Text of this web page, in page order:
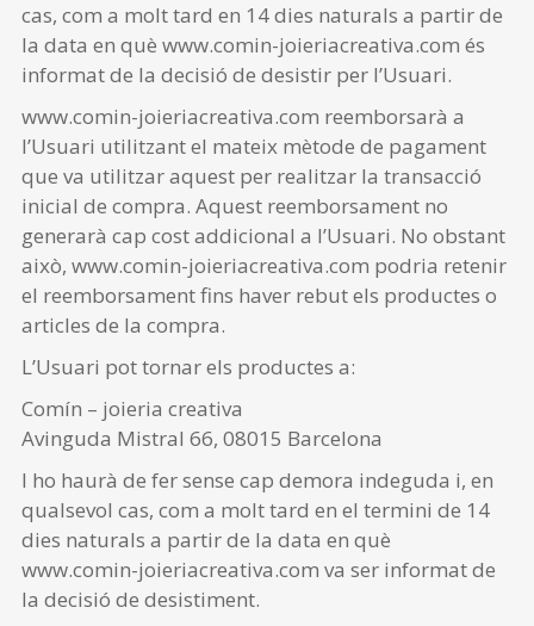
cas, com a molt tard en 14 dies naturals a partir de
la data en què www.comin-joieriacreativa.com és
informat de la decisió de desistir per l’Usuari.
www.comin-joieriacreativa.com reemborsarà a
l’Usuari utilitzant el mateix mètode de pagament
que va utilitzar aquest per realitzar la transacció
inicial de compra. Aquest reemborsament no
generarà cap cost addicional a l’Usuari. No obstant
això, www.comin-joieriacreativa.com podria retenir
el reemborsament fins haver rebut els productes o
articles de la compra.
L’Usuari pot tornar els productes a:
Comín – joieria creativa
Avinguda Mistral 66, 08015 Barcelona
I ho haurà de fer sense cap demora indeguda i, en
qualsevol cas, com a molt tard en el termini de 14
dies naturals a partir de la data en què
www.comin-joieriacreativa.com va ser informat de
la decisió de desistiment.